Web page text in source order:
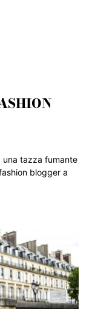
una tazza fumante
blogger a